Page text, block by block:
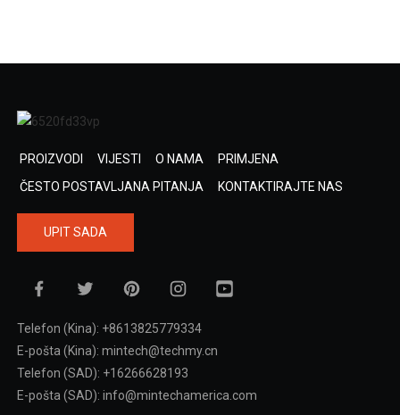
PROIZVODI VIJESTI O NAMA
PRIMJENA
ČESTO POSTAVLJANA PITANJA
KONTAKTIRAJTE NAS
UPIT SADA
Telefon (Kina): +8613825779334
E-pošta (Kina): mintech@techmy.cn
Telefon (SAD): +16266628193
E-pošta (SAD): info@mintechamerica.com